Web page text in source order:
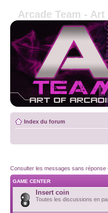
Arcade Team -
Index du forum
Consulter les messages sans réponse
GAME CENTER
Insert coin
Toutes les discussions en